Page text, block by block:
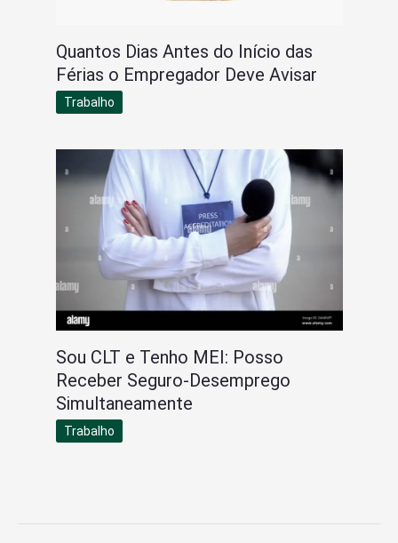
Quantos Dias Antes do Início das
Férias o Empregador Deve Avisar
Trabalho
Sou CLT e Tenho MEI: Posso
Receber Seguro-Desemprego
Simultaneamente
Trabalho